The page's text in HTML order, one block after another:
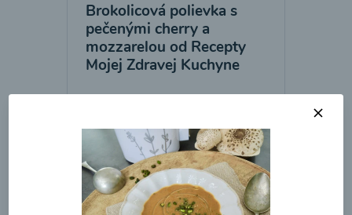
Brokolicová polievka s
pečenými cherry a
mozzarelou od Recepty
Mojej Zdravej Kuchyne